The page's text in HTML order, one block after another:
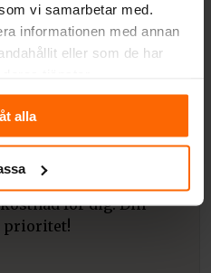
vi samarbetar med.
informationen med annan
eller som de har
alla
garanterar vi
av produkten och
för dig. Din
prioritet!